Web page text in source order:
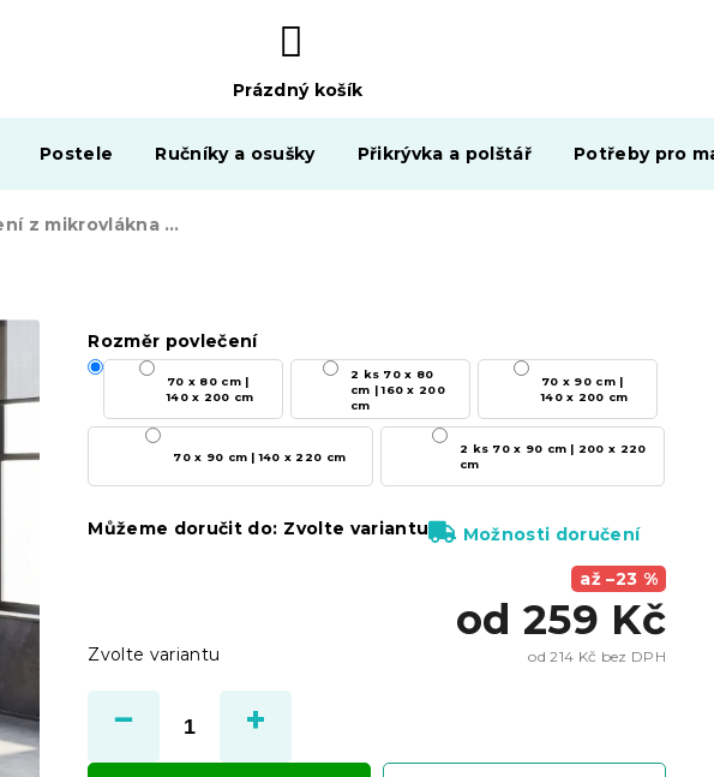
NÁKUPNÍ
KOŠÍK
Prázdný košík
Postele Ručníky a osušky Přikrývka a polštář Potřeby pro
Povlečení z mikrovlákna ZORINO šedé
až –23 %
od 259 Kč
od214 Kč bez DPH
Zvolte variantu
Rozměr povlečení
70 x 80 cm |
140 x 200 cm
2 ks 70 x 80
cm | 160 x 200
cm
70 x 90 cm |
140 x 200 cm
70 x 90 cm | 140 x 220 cm
2 ks 70 x 90 cm | 200 x 220
cm
Můžeme doručit do: Zvolte variantu Možnosti doručení